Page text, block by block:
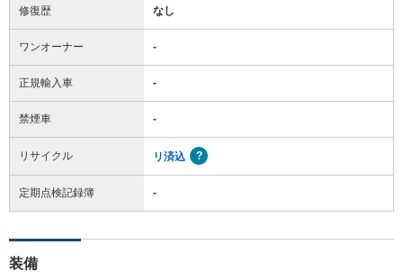
修復歴 なし
ワンオーナー -
正規輸入車 -
禁煙車 -
リサイクル リ済込
定期点検記録簿 -
装備